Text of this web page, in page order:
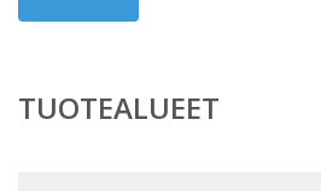
TUOTEALUEET